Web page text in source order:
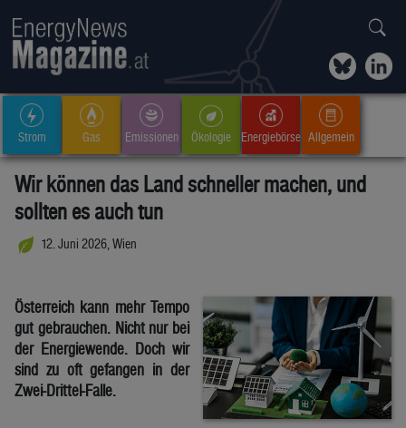
Strom Gas Emissionen Ökologie Energiebörse Allgemein
Wir können das Land schneller machen, und
sollten es auch tun
12. Juni 2026, Wien
Österreich kann mehr Tempo
gut gebrauchen. Nicht nur bei
der Energiewende. Doch wir
sind zu oft gefangen in der
Zwei-Drittel-Falle.